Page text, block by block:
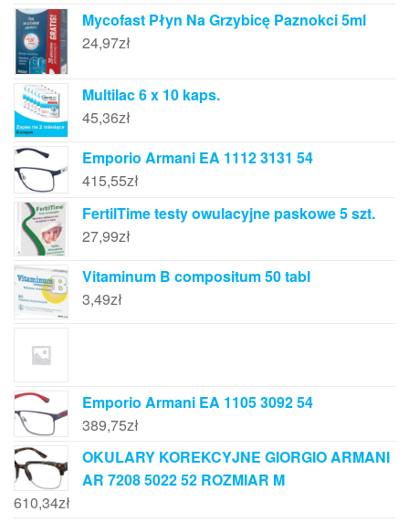
Mycofast Płyn Na Grzybicę Paznokci 5ml
24,97zł
Multilac 6 x 10 kaps.
45,36zł
Emporio Armani EA 1112 3131 54
415,55zł
FertilTime testy owulacyjne paskowe 5 szt.
27,99zł
Vitaminum B compositum 50 tabl
3,49zł
Emporio Armani EA 1105 3092 54
389,75zł
OKULARY KOREKCYJNE GIORGIO ARMANI
AR 7208 5022 52 ROZMIAR M
610,34zł